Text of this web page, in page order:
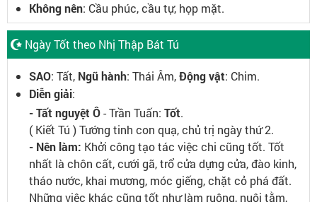
Không nên: Cầu phúc, cầu tự, họp mặt.
Ngày Tốt theo Nhị Thập Bát Tú
SAO: Tất, Ngũ hành: Thái Âm,Động vật: Chim.
Diễn giải:
- Tất nguyệt Ô- Trần Tuấn: Tốt.
( Kiết Tú ) Tướng tinh con quạ, chủ trị ngày thứ 2.
- Nên làm: Khởi công tạo tác việc chi cũng tốt. Tốt
nhất là chôn cất, cưới gã, trổ cửa dựng cửa, đào kinh,
tháo nước, khai mương, móc giếng, chặt cỏ phá đất.
Những việc khác cũng tốt như làm ruộng, nuôi tằm,